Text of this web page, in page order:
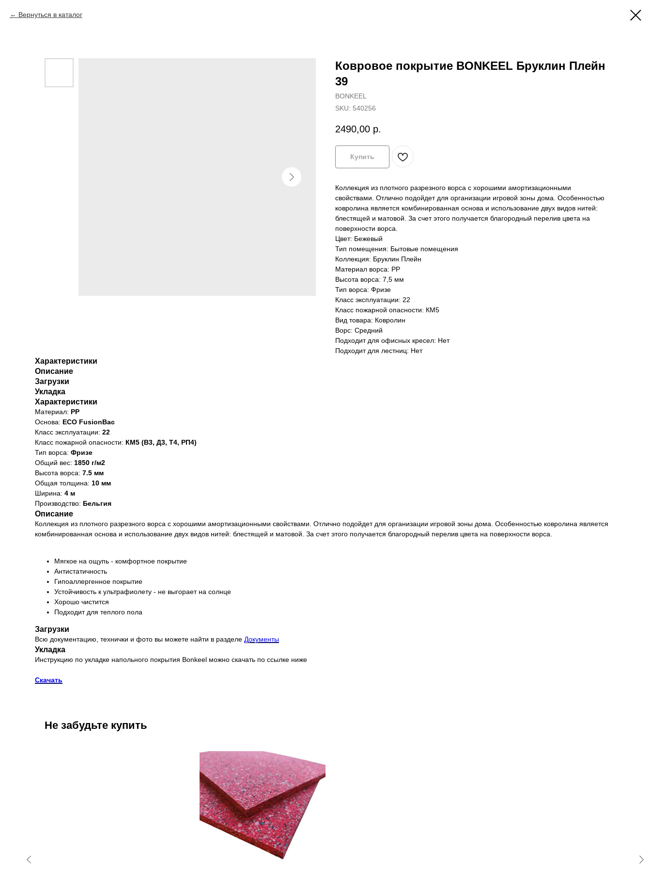
Вернуться в каталог
Ковровое покрытие BONKEEL Бруклин Плейн
39
BONKEEL
SKU: 540256
2490,00 р.
Купить
Коллекция из плотного разрезного ворса с хорошими амортизационными
свойствами. Отлично подойдет для организации игровой зоны дома. Особенностью
ковролина является комбинированная основа и использование двух видов нитей:
блестящей и матовой. За счет этого получается благородный перелив цвета на
поверхности ворса.
Цвет: Бежевый
Тип помещения: Бытовые помещения
Коллекция: Бруклин Плейн
Материал ворса: PP
Высота ворса: 7,5 мм
Тип ворса: Фризе
Класс эксплуатации: 22
Класс пожарной опасности: КМ5
Вид товара: Ковролин
Ворс: Средний
Подходит для офисных кресел: Нет
Подходит для лестниц: Нет
Характеристики
Описание
Загрузки
Укладка
Характеристики
Материал: PP
Основа: ECO FusionBac
Класс эксплуатации: 22
Класс пожарной опасности: КМ5 (В3, Д3, Т4, РП4)
Тип ворса: Фризе
Общий вес: 1850 г/м2
Высота ворса: 7.5 мм
Общая толщина: 10 мм
Ширина: 4 м
Производство: Бельгия
Описание
Коллекция из плотного разрезного ворса с хорошими амортизационными свойствами. Отлично подойдет для организации игровой зоны дома. Особенностью ковролина является
комбинированная основа и использование двух видов нитей: блестящей и матовой. За счет этого получается благородный перелив цвета на поверхности ворса.
Мягкое на ощупь - комфортное покрытие
Антистатичность
Гипоаллергенное покрытие
Устойчивость к ультрафиолету - не выгорает на солнце
Хорошо чистится
Подходит для теплого пола
Загрузки
Всю документацию, технички и фото вы можете найти в разделе Документы
Укладка
Инструкцию по укладке напольного покрытия Bonkeel можно скачать по ссылке ниже
Скачать
Не забудьте купить